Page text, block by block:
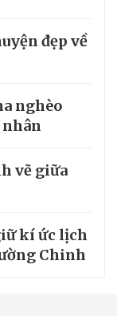
đẹp về
nghèo
nhân
vẽ giữa
kí ức lịch
Chinh